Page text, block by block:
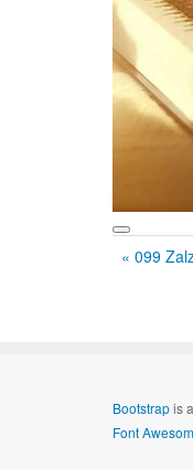
« 099
Bootstrapis
Font